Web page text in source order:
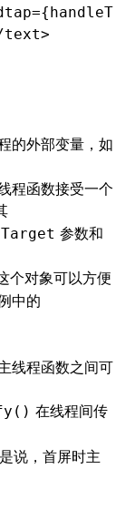
=
text>
的外部变量，如
程函数接受一个
参数和
个对象可以方便
中的
线程函数之间可
在线程间传
说，首屏时主